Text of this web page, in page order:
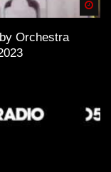
Orchestra